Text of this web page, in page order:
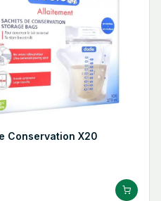
Conservation X20